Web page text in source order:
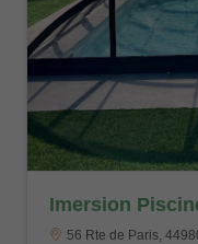
Imersion
56 Rte de Paris,